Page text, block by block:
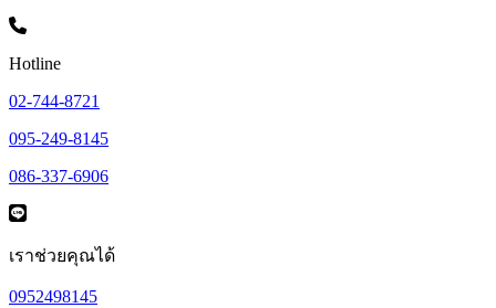
Hotline
02-744-8721
095-249-8145
086-337-6906
เราช่วยคุณได้
0952498145